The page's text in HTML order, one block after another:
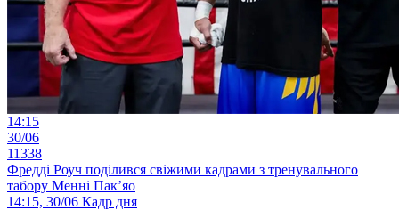
14:15
30/06
11338
Фредді Роуч поділився свіжими кадрами з тренувального
табору Менні Пак’яо
14:15, 30/06 Кадр дня